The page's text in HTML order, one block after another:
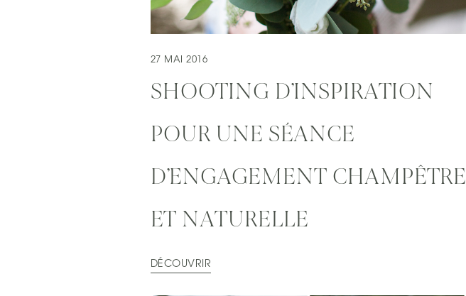
27 MAI 2016
SHOOTING D’INSPIRATION
POUR UNE SÉANCE
D’ENGAGEMENT CHAMPÊTRE
ET NATURELLE
DÉCOUVRIR